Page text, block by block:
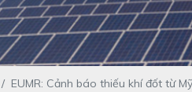
EUMR: Cảnh báo thiếu khí đốt từ